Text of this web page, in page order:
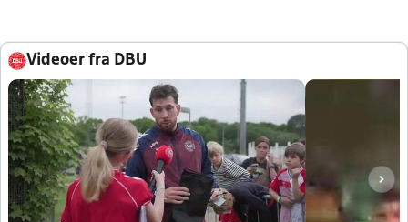
Videoer fra DBU